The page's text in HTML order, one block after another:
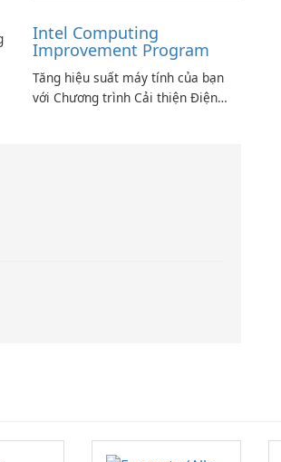
Intel Computing
Improvement Program
Tăng hiệu suất máy tính của bạn
với Chương trình Cải thiện Điện